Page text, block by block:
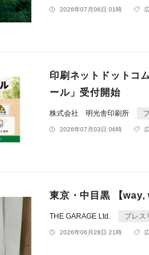
2026年07月06日 01時
印刷ネットドットコ
ール」受付開始
株式会社 明光舎印刷所
2026年07月03日 06時
東京・中目黒 【
THE GARAGE Ltd. プレス
2026年06月28日 21時